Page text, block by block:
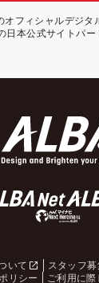
オフィシャルデジタ
日本公式サイトパー
いて スタッフ募
リシー
ご利用に際